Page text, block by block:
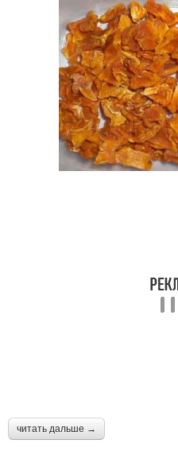
читать дальше →